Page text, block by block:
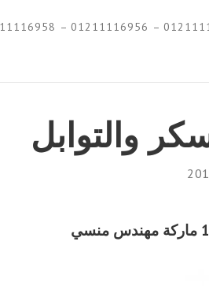
والتوابل
ماركة مهندس منسي